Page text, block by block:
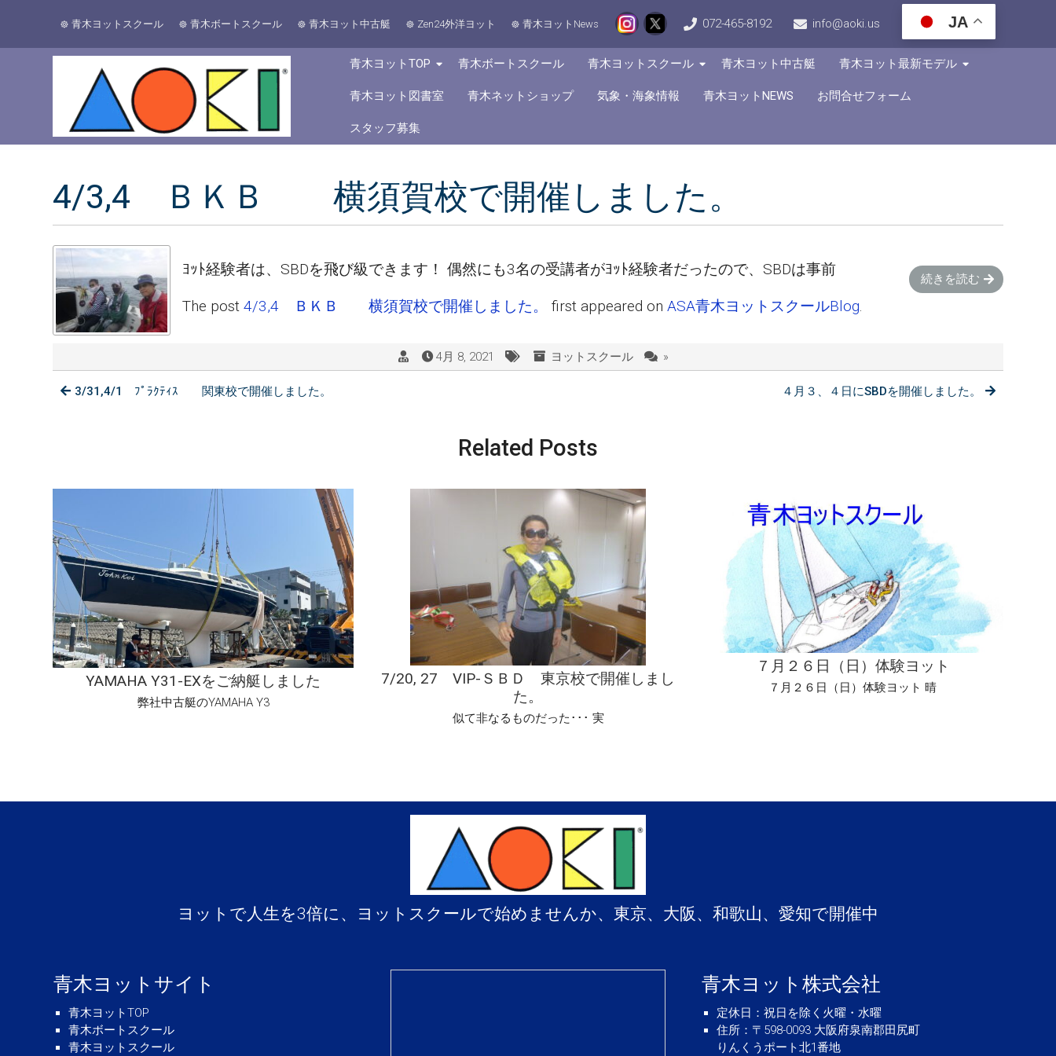
青木ヨットスクール 青木ボートスクール 青木ヨット中古艇 Zen24外洋ヨット 青木ヨットNews 072-465-8192 info@aoki.us JA
青木ヨットTOP 青木ボートスクール 青木ヨットスクール 青木ヨット中古艇 青木ヨット最新モデル
青木ヨット図書室 青木ネットショップ 気象・海象情報 青木ヨットNEWS お問合せフォーム
スタッフ募集
4/3,4 ＢＫＢ 横須賀校で開催しました。
ﾖｯﾄ経験者は、SBDを飛び級できます！ 偶然にも3名の受講者がﾖｯﾄ経験者だったので、SBDは事前
続きを読む
The post4/3,4 ＢＫＢ 横須賀校で開催しました。 first appeared onASA青木ヨットスクールBlog.
4月 8, 2021 ヨットスクール »
3/31,4/1 ﾌﾟﾗｸﾃｨｽ 関東校で開催しました。 ４月３、４日にSBDを開催しました。
Related Posts
YAMAHA Y31-EXをご納艇しました
弊社中古艇のYAMAHA Y3
7/20, 27 VIP-ＳＢＤ 東京校で開催しまし
た。
似て非なるものだった･･･ 実
７月２６日（日）体験ヨット
７月２６日（日）体験ヨット 晴
ヨットで人生を3倍に、ヨットスクールで始めませんか、東京、大阪、和歌山、愛知で開催中
青木ヨットサイト
青木ヨットTOP
青木ボートスクール
青木ヨットスクール
青木ヨット株式会社
定休日 ：祝日を除く火曜・水曜
住所 ：〒598-0093 大阪府泉南郡田尻町
りんくうポート北1番地